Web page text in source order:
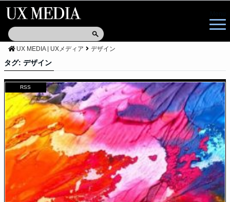
UX MEDIA | UXメディア デザイン
タグ: デザイン
RSS